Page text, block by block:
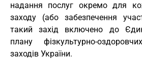
надання послуг окремо для
заходу (або забезпечення
такий захід включено до
плану фізкультурно-
заходів України.